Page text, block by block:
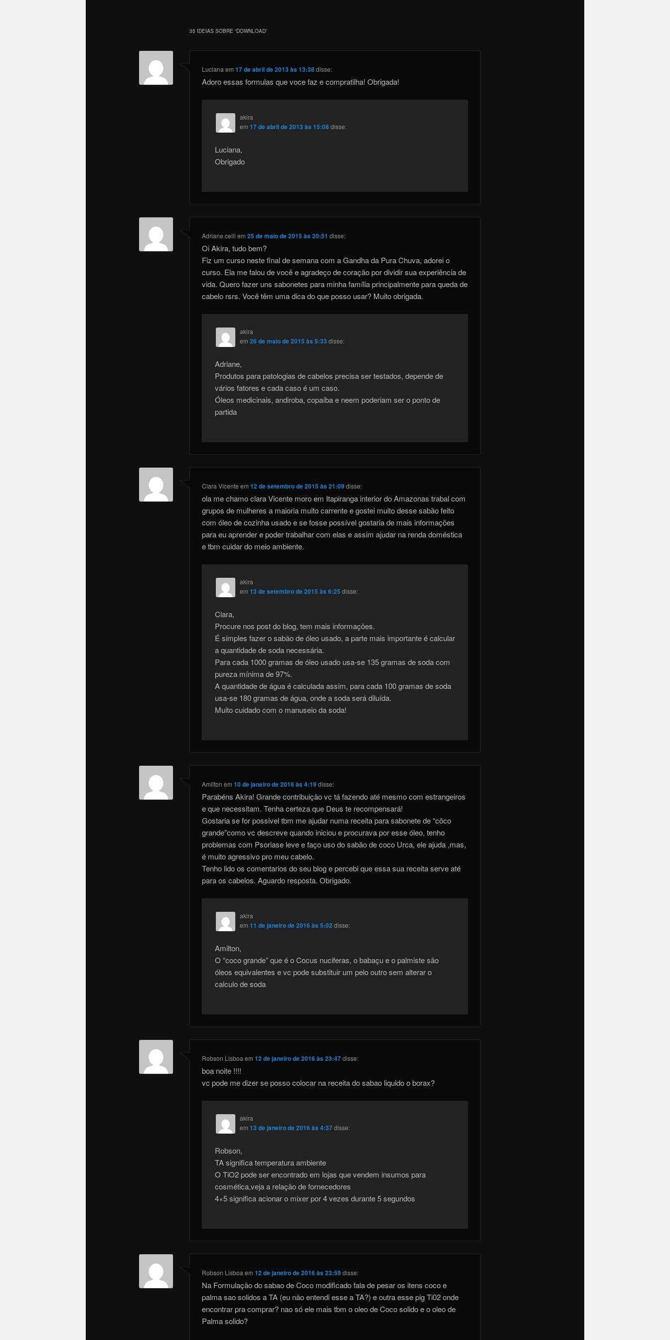
35 IDEIAS SOBRE “DOWNLOAD”
Luciana em17 de abril de 2013 às 13:38disse:
Adoro essas formulas que voce faz e compratilha! Obrigada!
akira
em 17 de abril de 2013 às 15:08disse:
Luciana,
Obrigado
Adriane celli em25 de maio de 2015 às 20:51 disse:
Oi Akira, tudo bem?
Fiz um curso neste final de semana com a Gandha da Pura Chuva, adorei o
curso. Ela me falou de você e agradeço de coração por dividir sua experiência de
vida. Quero fazer uns sabonetes para minha família principalmente para queda de
cabelo rsrs. Você têm uma dica do que posso usar? Muito obrigada.
akira
em 26 de maio de 2015 às 5:33 disse:
Adriane,
Produtos para patologias de cabelos precisa ser testados, depende de
vários fatores e cada caso é um caso.
Óleos medicinais, andiroba, copaíba e neem poderiam ser o ponto de
partida
Clara Vicente em12 de setembro de 2015 às 21:09disse:
ola me chamo clara Vicente moro em Itapiranga interior do Amazonas trabal com
grupos de mulheres a maioria muito carrente e gostei muito desse sabão feito
com óleo de cozinha usado e se fosse possível gostaria de mais informações
para eu aprender e poder trabalhar com elas e assim ajudar na renda doméstica
e tbm cuidar do meio ambiente.
akira
em 13 de setembro de 2015 às 6:25 disse:
Clara,
Procure nos post do blog, tem mais informações.
É simples fazer o sabão de óleo usado, a parte mais importante é calcular
a quantidade de soda necessária.
Para cada 1000 gramas de óleo usado usa-se 135 gramas de soda com
pureza mínima de 97%.
A quantidade de água é calculada assim, para cada 100 gramas de soda
usa-se 180 gramas de água, onde a soda será diluída.
Muito cuidado com o manuseio da soda!
Amilton em10 de janeiro de 2016 às 4:19disse:
Parabéns Akira! Grande contribuição vc tá fazendo até mesmo com estrangeiros
e que necessitam. Tenha certeza que Deus te recompensará!
Gostaria se for possivel tbm me ajudar numa receita para sabonete de “côco
grande”como vc descreve quando iniciou e procurava por esse óleo, tenho
problemas com Psoriase leve e faço uso do sabão de coco Urca, ele ajuda ,mas,
é muito agressivo pro meu cabelo.
Tenho lido os comentarios do seu blog e percebi que essa sua receita serve até
para os cabelos. Aguardo resposta. Obrigado.
akira
em 11 de janeiro de 2016 às 5:02disse:
Amilton,
O “coco grande” que é o Cocus nuciferas, o babaçu e o palmiste são
óleos equivalentes e vc pode substituir um pelo outro sem alterar o
calculo de soda
Robson Lisboa em12 de janeiro de 2016 às 23:47disse:
boa noite !!!!
vc pode me dizer se posso colocar na receita do sabao liquido o borax?
akira
em 13 de janeiro de 2016 às 4:37disse:
Robson,
TA significa temperatura ambiente
O TiO2 pode ser encontrado em lojas que vendem insumos para
cosmética,veja a relação de fornecedores
4×5 significa acionar o mixer por 4 vezes durante 5 segundos
Robson Lisboa em12 de janeiro de 2016 às 23:59disse:
Na Formulação do sabao de Coco modificado fala de pesar os itens coco e
palma sao solidos a TA (eu não entendi esse a TA?) e outra esse pig Ti02 onde
encontrar pra comprar? nao só ele mais tbm o oleo de Coco solido e o oleo de
Palma solido?